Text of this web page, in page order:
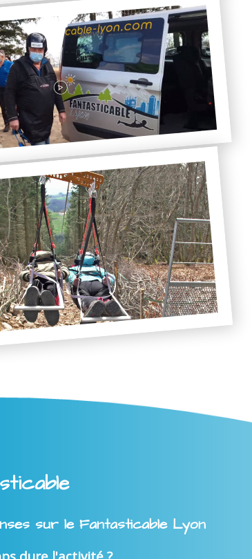
sur le Fantasticable Lyon